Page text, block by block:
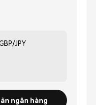
JPY
ngân hàng